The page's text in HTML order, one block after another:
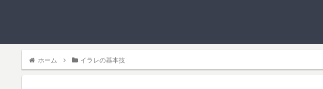
ホーム イラレの基本技